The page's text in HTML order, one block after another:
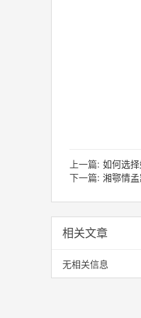
上一篇: 如何选
下一篇: 湘鄂情
相关文章
无相关信息